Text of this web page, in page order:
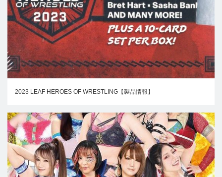
2023 LEAF HEROES OF WRESTLING【製品情報】